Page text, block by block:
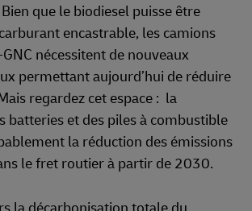
que le biodiesel puisse être
encastrable, les camions
nécessitent de nouveaux
permettant aujourd’hui de réduire
regardez cet espace : la
batteries et des piles à combustible
la réduction des émissions
le fret routier à partir de 2030.